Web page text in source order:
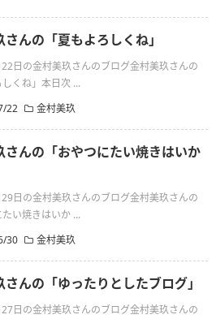
んの「夏もよろしくね」
日の金村美玖さんのブログ金村美玖さんの
しくね」本日次 ...
22
金村美玖
さんの「おやつにたい焼きはいか
日の金村美玖さんのブログ金村美玖さんの
たい焼きはいか ...
30
金村美玖
んの「ゆったりとしたブログ」
日の金村美玖さんのブログ金村美玖さんの